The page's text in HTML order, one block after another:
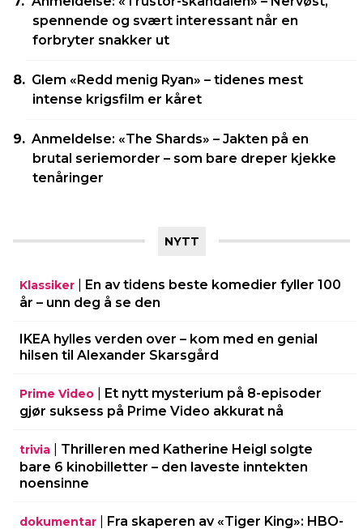
spennende og svært interessant når en
forbryter snakker ut
Glem «Redd menig Ryan» – tidenes mest
intense krigsfilm er kåret
Anmeldelse: «The Shards» – Jakten på en
brutal seriemorder – som bare dreper kjekke
tenåringer
NYTT
Klassiker
En av tidens beste komedier fyller 100
år – unn deg å se den
IKEA hylles verden over – kom med en genial
hilsen til Alexander Skarsgård
Prime Video
Et nytt mysterium på 8-episoder
gjør suksess på Prime Video akkurat nå
trivia
Thrilleren med Katherine Heigl solgte
bare 6 kinobilletter – den laveste inntekten
noensinne
dokumentar
Fra skaperen av «Tiger King»: HBO-